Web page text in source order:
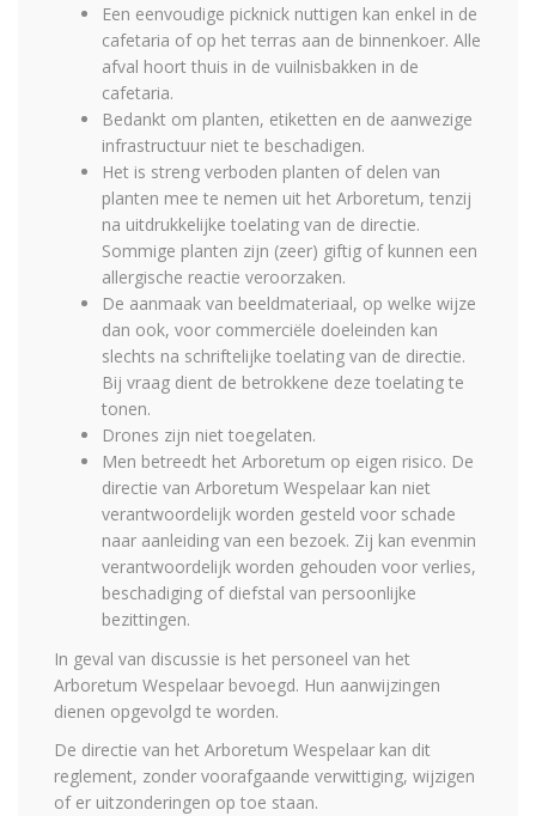
Een eenvoudige picknick nuttigen kan enkel in de
cafetaria of op het terras aan de binnenkoer. Alle
afval hoort thuis in de vuilnisbakken in de
cafetaria.
Bedankt om planten, etiketten en de aanwezige
infrastructuur niet te beschadigen.
Het is streng verboden planten of delen van
planten mee te nemen uit het Arboretum, tenzij
na uitdrukkelijke toelating van de directie.
Sommige planten zijn (zeer) giftig of kunnen een
allergische reactie veroorzaken.
De aanmaak van beeldmateriaal, op welke wijze
dan ook, voor commerciële doeleinden kan
slechts na schriftelijke toelating van de directie.
Bij vraag dient de betrokkene deze toelating te
tonen.
Drones zijn niet toegelaten.
Men betreedt het Arboretum op eigen risico. De
directie van Arboretum Wespelaar kan niet
verantwoordelijk worden gesteld voor schade
naar aanleiding van een bezoek. Zij kan evenmin
verantwoordelijk worden gehouden voor verlies,
beschadiging of diefstal van persoonlijke
bezittingen.
In geval van discussie is het personeel van het
Arboretum Wespelaar bevoegd. Hun aanwijzingen
dienen opgevolgd te worden.
De directie van het Arboretum Wespelaar kan dit
reglement, zonder voorafgaande verwittiging, wijzigen
of er uitzonderingen op toe staan.